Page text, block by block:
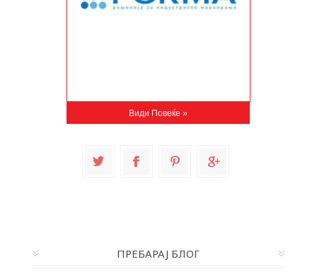
Види Повеќе »
ПРЕБАРАЈ БЛОГ